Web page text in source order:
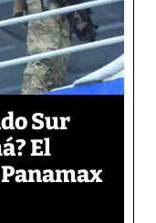
Sur
El